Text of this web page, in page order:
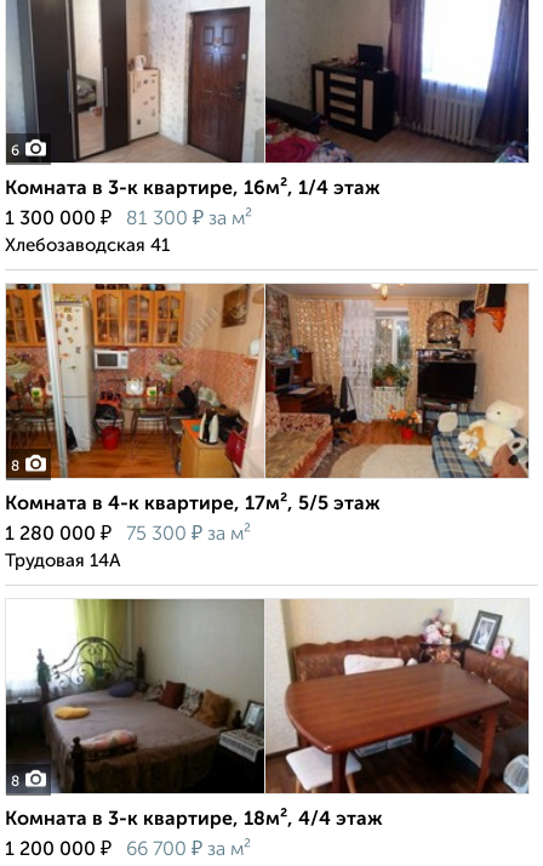
6
Комната в 3-к квартире, 16м², 1/4 этаж
1 300 000 ₽ 81 300 ₽ за м²
Хлебозаводская 41
8
Комната в 4-к квартире, 17м², 5/5 этаж
1 280 000 ₽ 75 300 ₽ за м²
Трудовая 14А
8
Комната в 3-к квартире, 18м², 4/4 этаж
1 200 000 ₽ 66 700 ₽ за м²